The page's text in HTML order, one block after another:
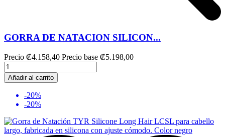
GORRA DE NATACION SILICON...
Precio ₡4.158,40 Precio base ₡5.198,00
Añadir al carrito
-20%
-20%